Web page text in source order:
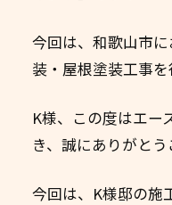
今回は、和歌山市
装・屋根塗装工事
K様、この度はエー
き、誠にありがとう
今回は、K様邸の施